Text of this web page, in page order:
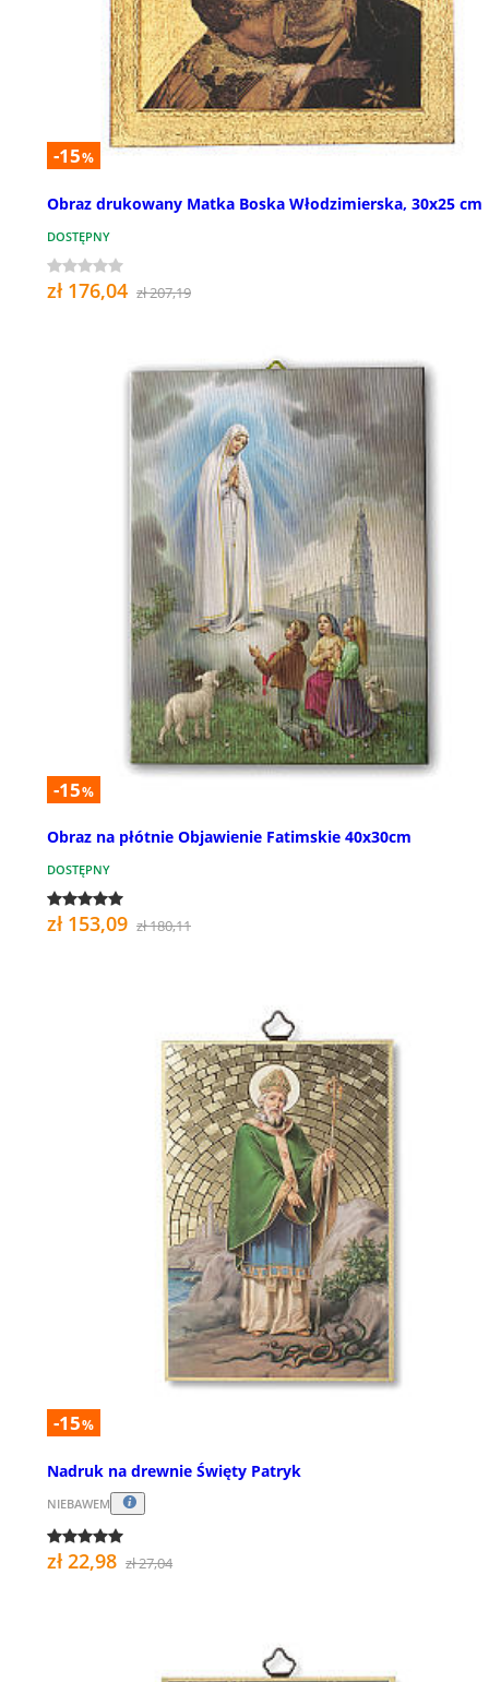
-15%
Obraz drukowany Matka Boska Włodzimierska, 30x25 cm
DOSTĘPNY
zł 176,04 zł 207,19
-15%
Obraz na płótnie Objawienie Fatimskie 40x30cm
DOSTĘPNY
zł 153,09 zł 180,11
-15%
Nadruk na drewnie Święty Patryk
NIEBAWEM
zł 22,98 zł 27,04